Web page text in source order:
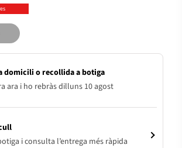
domicili o recollida a botiga
ara i ho rebràs dilluns 10 agost
i consulta l’entrega més ràpida